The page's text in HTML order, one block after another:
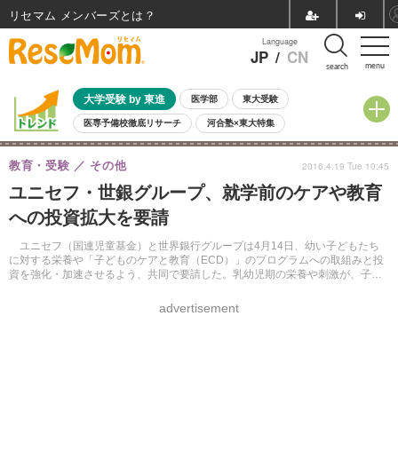
menu
Language
JP / CN search
大学受験 by 東進 医学部 東大受験
医専予備校徹底リサーチ 河合塾×東大特集
親子で考える大学選び 高校受験 中学受験 小学校受験
共通テスト 夏休み
8月開催イベント・WS 全国公立高校 過去問 人気記事
自由研究教材（小学生向け） 自由研究教材（中学生向け）
ユニセフ・世銀グループ、就学前のケアや教育
への投資拡大を要請
ユニセフ（国連児童基金）と世界銀行グループは4月14日、幼い子どもたち
に対する栄養や「子どものケアと教育（ECD）」のプログラムへの取組みと投
資を強化・加速させるよう、共同で要請した。乳幼児期の栄養や刺激が、子ど
教育・受験 その他
advertisement
2016.4.19 Tue 10:45
リセマム メンバーズ